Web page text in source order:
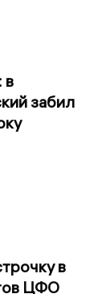
в
забил
в
ЦФО